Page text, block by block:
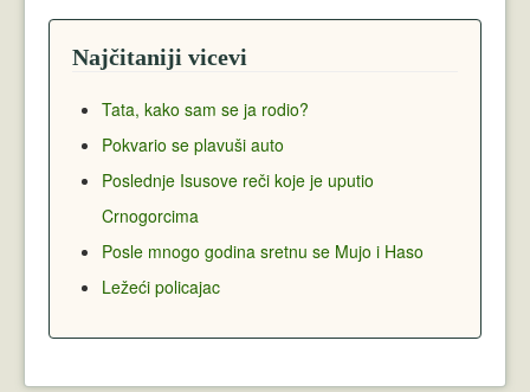
Najčitaniji vicevi
Tata, kako sam se ja rodio?
Pokvario se plavuši auto
Poslednje Isusove reči koje je uputio
Crnogorcima
Posle mnogo godina sretnu se Mujo i Haso
Ležeći policajac